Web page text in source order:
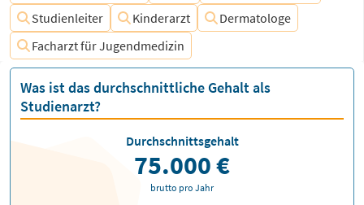
Studienleiter
Kinderarzt
Dermatologe
Facharzt für Jugendmedizin
Was ist das durchschnittliche Gehalt als
Studienarzt?
Durchschnittsgehalt
75.000 €
brutto pro Jahr